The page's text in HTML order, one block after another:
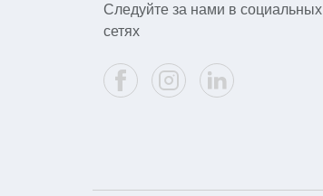
Следуйте за нами в социальных
сетях